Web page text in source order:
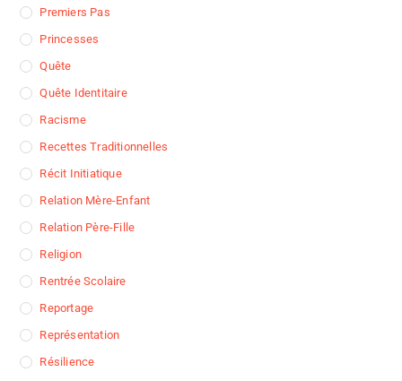
Premiers Pas
Princesses
Quête
Quête Identitaire
Racisme
Recettes Traditionnelles
Récit Initiatique
Relation Mère-Enfant
Relation Père-Fille
Religion
Rentrée Scolaire
Reportage
Représentation
Résilience